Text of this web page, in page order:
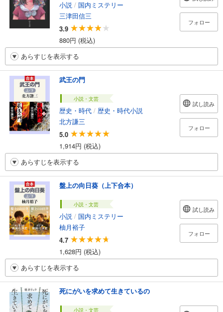
小説 / 国内ミステリー
三津田信三
3.9
880円 (税込)
フォロー
あらすじを表示する
武王の門
小説・文芸
歴史・時代 / 歴史・時代小説
北方謙三
5.0
1,914円 (税込)
試し読み
フォロー
あらすじを表示する
盤上の向日葵（上下合本）
小説・文芸
小説 / 国内ミステリー
柚月裕子
4.7
1,628円 (税込)
試し読み
フォロー
あらすじを表示する
死にがいを求めて生きているの
小説・文芸